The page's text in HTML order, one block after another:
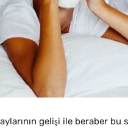
gelişi ile beraber